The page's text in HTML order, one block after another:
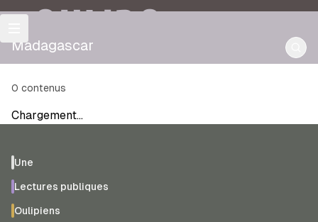
OULIPO
Madagascar
0 contenus
Chargement…
Une
Lectures publiques
Oulipiens